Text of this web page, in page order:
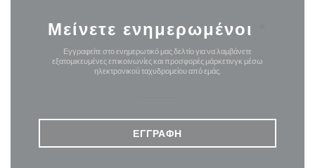
Μείνετε ενημερωμένοι
Εγγραφείτε στο ενημερωτικό μας δελτίο για να λαμβάνετε
εξατομικευμένες επικοινωνίες και προσφορές μάρκετινγκ μέσω
ηλεκτρονικού ταχυδρομείου από εμάς.
ΕΓΓΡΑΦΉ